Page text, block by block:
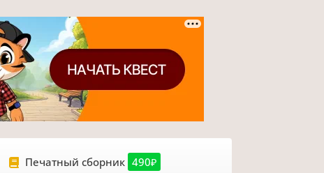
Печатный сборник 490₽